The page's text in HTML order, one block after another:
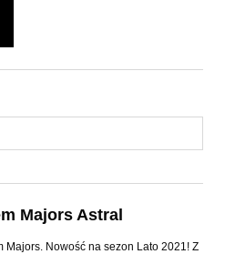
kosztów płatności
Majors Astral
Majors. Nowość na sezon Lato 2021! Z